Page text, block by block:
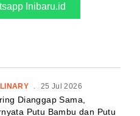
Inibaru.id
. 25 Jul 2026
Dianggap Sama,
Putu Bambu dan Putu